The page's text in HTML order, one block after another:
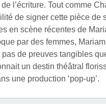
l’écriture. Tout comme
de signer cette pièce de
en scène récentes de
par des femmes,
pas de preuves tangibles
un destin théâtral
une production ‘pop-up’.